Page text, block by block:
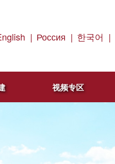
| Россия | 한국어 |
视频专区